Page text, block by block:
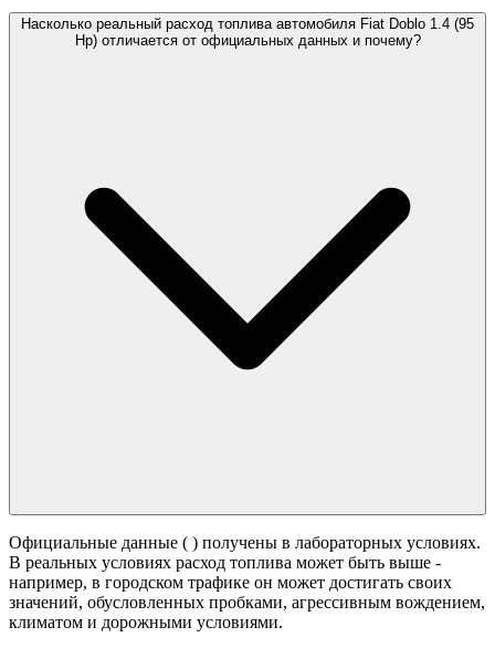
Насколько реальный расход топлива автомобиля Fiat Doblo 1.4 (95
Hp) отличается от официальных данных и почему?
Официальные данные ( ) получены в лабораторных условиях.
В реальных условиях расход топлива может быть выше -
например, в городском трафике он может достигать своих
значений, обусловленных пробками, агрессивным вождением,
климатом и дорожными условиями.